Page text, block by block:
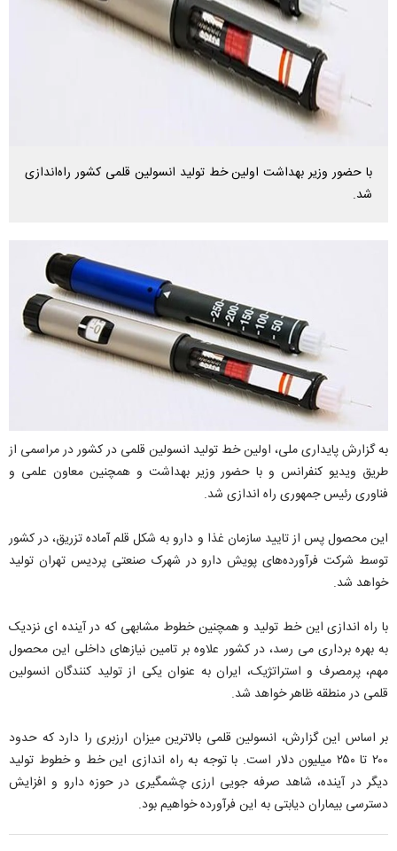
با حضور وزیر بهداشت اولین خط تولید انسولین قلمی کشور راه‌اندازی
شد.
به گزارش پایداری ملی، اولین خط تولید انسولین قلمی در کشور در مراسمی از
طریق ویدیو کنفرانس و با حضور وزیر بهداشت و همچنین معاون علمی و
فناوری رئیس جمهوری راه اندازی شد.
این محصول پس از تایید سازمان غذا و دارو به شکل قلم آماده تزریق، در کشور
توسط شرکت فرآورده‌های پویش دارو در شهرک صنعتی پردیس تهران تولید
خواهد شد.
با راه اندازی این خط تولید و همچنین خطوط مشابهی که در آینده ای نزدیک
به بهره برداری می رسد، در کشور علاوه بر تامین نیازهای داخلی این محصول
مهم، پرمصرف و استراتژیک، ایران به عنوان یکی از تولید کنندگان انسولین
قلمی در منطقه ظاهر خواهد شد.
بر اساس این گزارش، انسولین قلمی بالاترین میزان ارزبری را دارد که حدود
۲۰۰ تا ۲۵۰ میلیون دلار است. با توجه به راه اندازی این خط و خطوط تولید
دیگر در آینده، شاهد صرفه جویی ارزی چشمگیری در حوزه دارو و افزایش
دسترسی بیماران دیابتی به این فرآورده خواهیم بود.